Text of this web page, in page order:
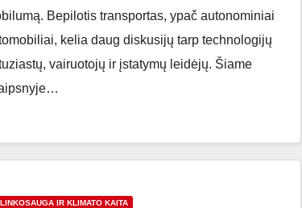
Bepilotis transportas, ypač autonominiai
kelia daug diskusijų tarp technologijų
vairuotojų ir įstatymų leidėjų. Šiame
IR KLIMATO KAITA